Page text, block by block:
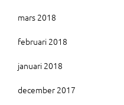
mars 2018
februari 2018
januari 2018
december 2017